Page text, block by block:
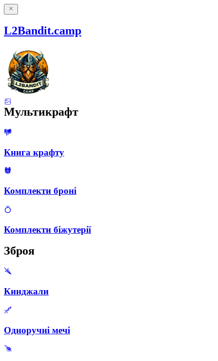
L2Bandit.camp
Мультикрафт
Книга крафту
Комплекти броні
Комплекти біжутерії
Зброя
Кинджали
Одноручні мечі